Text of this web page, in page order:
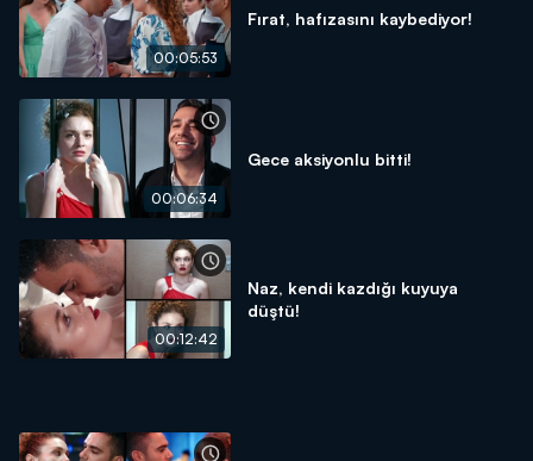
00:05:53
Fırat, hafızasını kaybediyor!
00:06:34
Gece aksiyonlu bitti!
00:12:42
Naz, kendi kazdığı kuyuya
düştü!